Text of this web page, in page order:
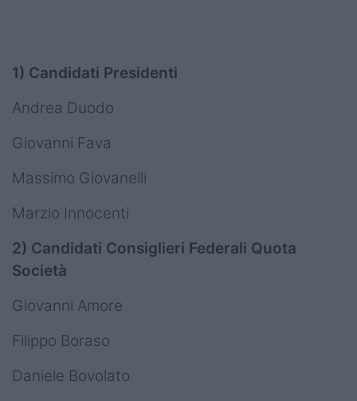
1) Candidati Presidenti
Andrea Duodo
Giovanni Fava
Massimo Giovanelli
Marzio Innocenti
2) Candidati Consiglieri Federali Quota
Società
Giovanni Amore
Filippo Boraso
Daniele Bovolato